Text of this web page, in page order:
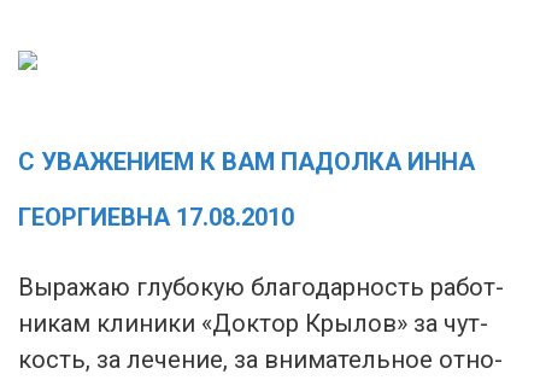
С УВАЖЕНИЕМ К ВАМ ПАДОЛКА ИННА
ГЕОРГИЕВНА 17.08.2010
Вы­ражаю глу­бокую бла­годар­ность ра­бот­
ни­кам кли­ники «Док­тор Кры­лов» за чут­
кость, за ле­чение, за вни­матель­ное от­но­